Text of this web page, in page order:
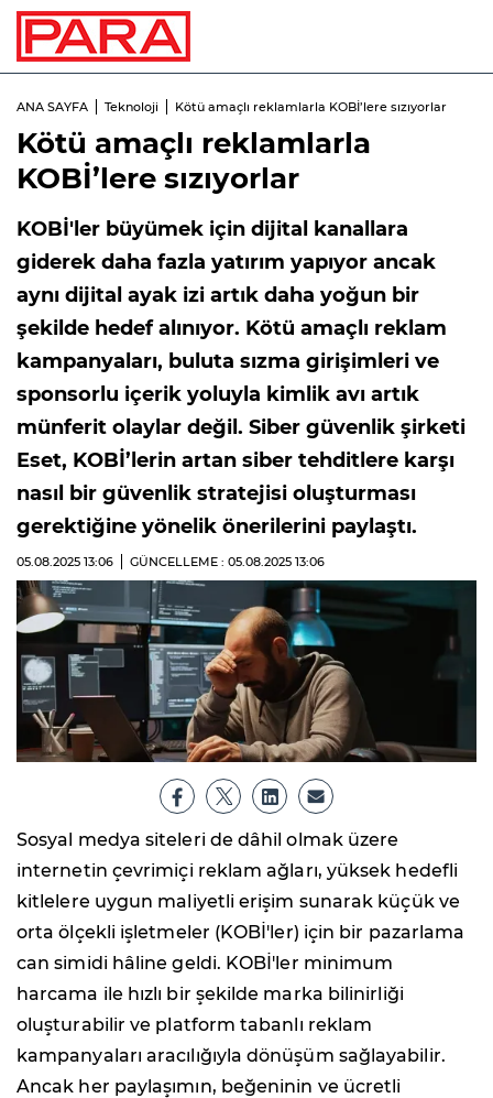
ANA SAYFA Teknoloji Kötü amaçlı reklamlarla KOBİ’lere sızıyorlar
Kötü amaçlı reklamlarla
KOBİ’lere sızıyorlar
KOBİ'ler büyümek için dijital kanallara
giderek daha fazla yatırım yapıyor ancak
aynı dijital ayak izi artık daha yoğun bir
şekilde hedef alınıyor. Kötü amaçlı reklam
kampanyaları, buluta sızma girişimleri ve
sponsorlu içerik yoluyla kimlik avı artık
münferit olaylar değil. Siber güvenlik şirketi
Eset, KOBİ’lerin artan siber tehditlere karşı
nasıl bir güvenlik stratejisi oluşturması
gerektiğine yönelik önerilerini paylaştı.
05.08.2025 13:06 GÜNCELLEME : 05.08.2025 13:06
Sosyal medya siteleri de dâhil olmak üzere
internetin çevrimiçi reklam ağları, yüksek hedefli
kitlelere uygun maliyetli erişim sunarak küçük ve
orta ölçekli işletmeler (KOBİ'ler) için bir pazarlama
can simidi hâline geldi. KOBİ'ler minimum
harcama ile hızlı bir şekilde marka bilinirliği
oluşturabilir ve platform tabanlı reklam
kampanyaları aracılığıyla dönüşüm sağlayabilir.
Ancak her paylaşımın, beğeninin ve ücretli